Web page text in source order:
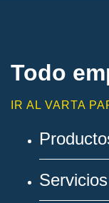
Todo
IR AL VARTA
Servicios